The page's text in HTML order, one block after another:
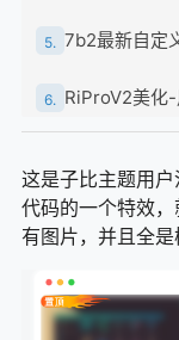
5. 7b2最新自定
6. RiProV2美化
8. RIPro-V5主
VAN主题
这是子比主题用
代码的一个特效
有图片，并且全是